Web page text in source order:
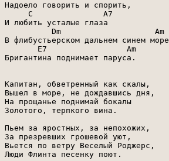
Надоело говорить и спорить,
     C               A7
И любить усталые глаза
          Dm                    Am
В флибустьерском дальнем синем море
       E7                 Am
Бригантина поднимает паруса.
Капитан, обветренный как скалы,
Вышел в море, не дождавшись дня,
На прощанье поднимай бокалы
Золотого, терпкого вина.
Пьем за яростных, за непохожих,
За презревших грошевой уют,
Вьется по ветру Веселый Роджерс,
Люди Флинта песенку поют.